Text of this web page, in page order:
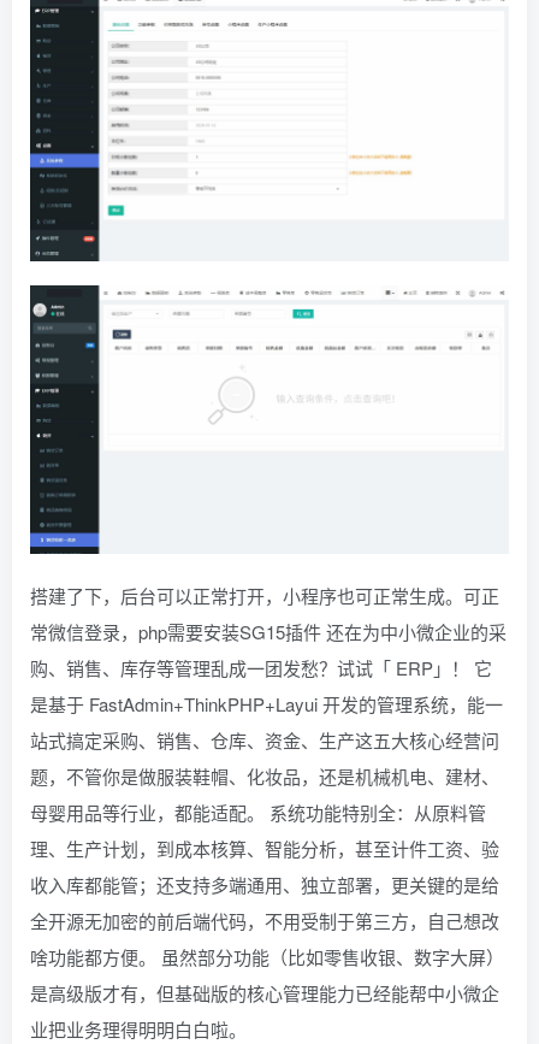
搭建了下，后台可以正常打开，小程序也可正常生成。可正
常微信登录，php需要安装SG15插件 还在为中小微企业的采
购、销售、库存等管理乱成一团发愁？试试「 ERP」！ 它
是基于 FastAdmin+ThinkPHP+Layui 开发的管理系统，能一
站式搞定采购、销售、仓库、资金、生产这五大核心经营问
题，不管你是做服装鞋帽、化妆品，还是机械机电、建材、
母婴用品等行业，都能适配。 系统功能特别全：从原料管
理、生产计划，到成本核算、智能分析，甚至计件工资、验
收入库都能管；还支持多端通用、独立部署，更关键的是给
全开源无加密的前后端代码，不用受制于第三方，自己想改
啥功能都方便。 虽然部分功能（比如零售收银、数字大屏）
是高级版才有，但基础版的核心管理能力已经能帮中小微企
业把业务理得明明白白啦。